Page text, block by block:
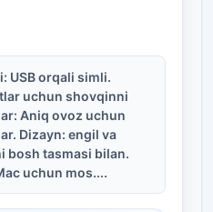
USB orqali simli.
uchun shovqinni
Aniq ovoz uchun
Dizayn: engil va
bosh tasmasi bilan.
uchun mos....